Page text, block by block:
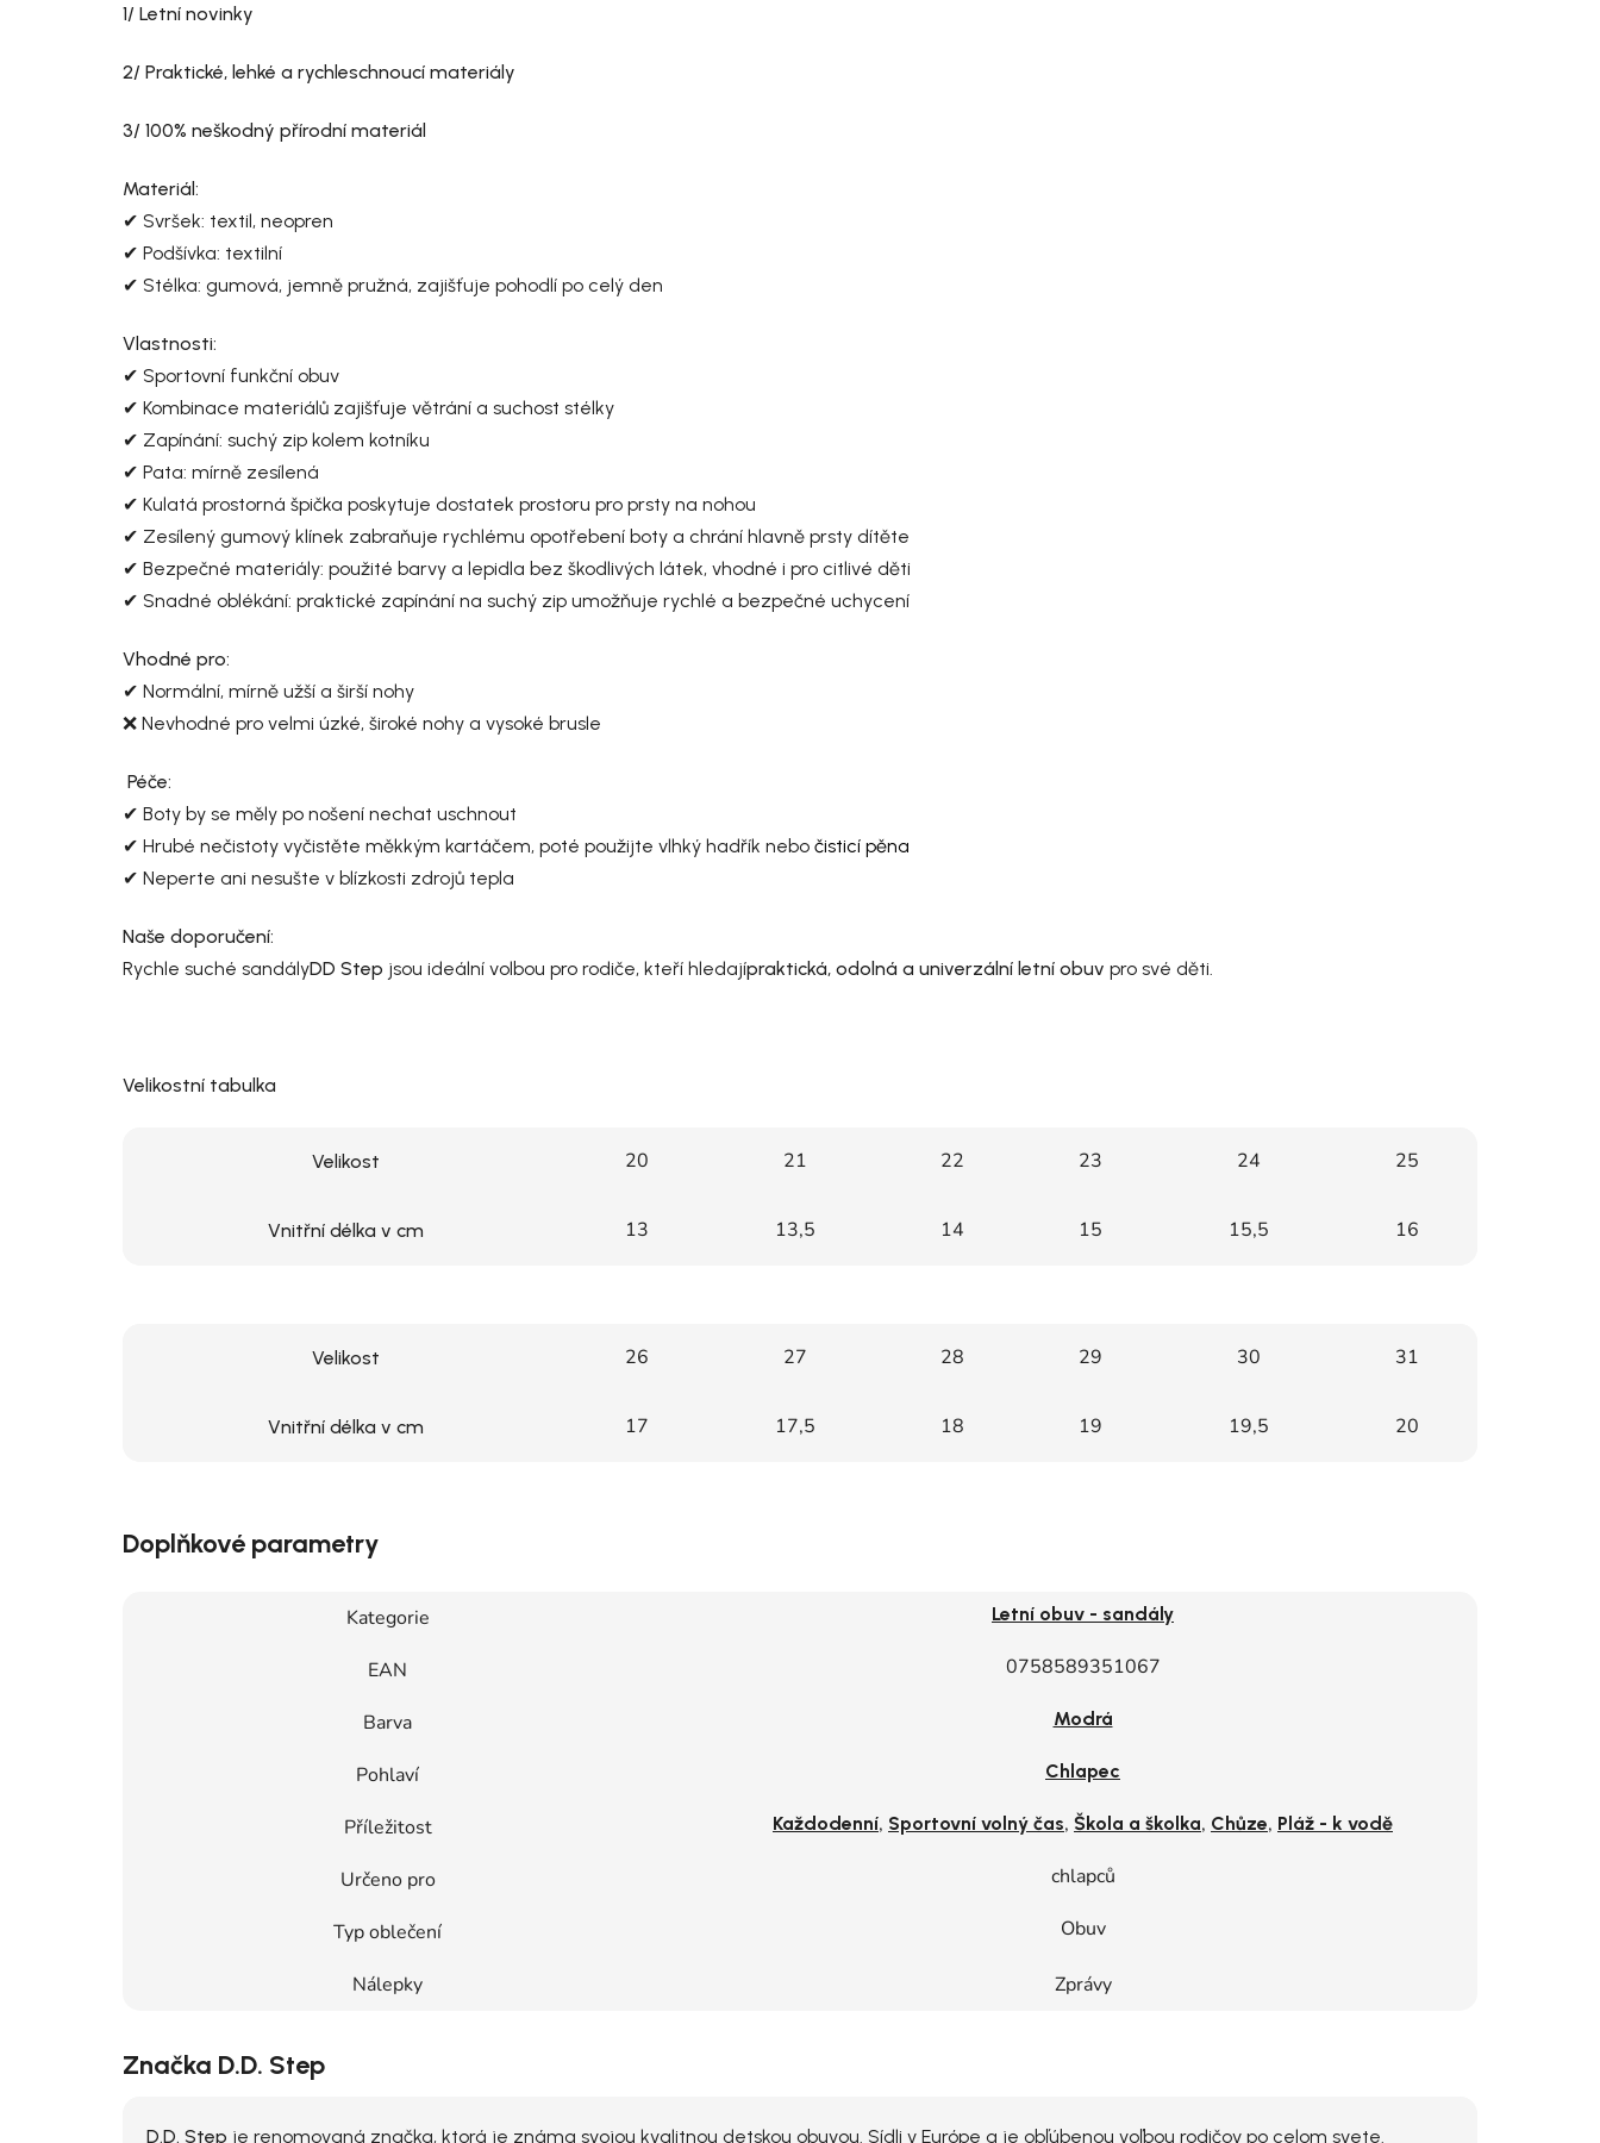
1/ Letní novinky
2/ Praktické, lehké a rychleschnoucí materiály
3/ 100% neškodný přírodní materiál
Materiál:
✔ Svršek: textil, neopren
✔ Podšívka: textilní
✔ Stélka: gumová, jemně pružná, zajišťuje pohodlí po celý den
Vlastnosti:
✔ Sportovní funkční obuv
✔ Kombinace materiálů zajišťuje větrání a suchost stélky
✔ Zapínání: suchý zip kolem kotníku
✔ Pata: mírně zesílená
✔ Kulatá prostorná špička poskytuje dostatek prostoru pro prsty na nohou
✔ Zesílený gumový klínek zabraňuje rychlému opotřebení boty a chrání hlavně prsty dítěte
✔ Bezpečné materiály: použité barvy a lepidla bez škodlivých látek, vhodné i pro citlivé děti
✔ Snadné oblékání: praktické zapínání na suchý zip umožňuje rychlé a bezpečné uchycení
Vhodné pro:
✔ Normální, mírně užší a širší nohy
❌ Nevhodné pro velmi úzké, široké nohy a vysoké brusle
Péče:
✔ Boty by se měly po nošení nechat uschnout
✔ Hrubé nečistoty vyčistěte měkkým kartáčem, poté použijte vlhký hadřík nebo čisticí pěna
✔ Neperte ani nesušte v blízkosti zdrojů tepla
Naše doporučení:
Rychle suché sandályDD Step jsou ideální volbou pro rodiče, kteří hledajípraktická, odolná a univerzální letní obuv pro své děti.
Velikostní tabulka
Velikost 20 21 22 23 24 25
Vnitřní délka v cm 13 13,5 14 15 15,5 16
Velikost 26 27 28 29 30 31
Vnitřní délka v cm 17 17,5 18 19 19,5 20
Doplňkové parametry
Kategorie Letní obuv - sandály
EAN 0758589351067
Barva Modrá
Pohlaví Chlapec
Příležitost Každodenní, Sportovní volný čas, Škola a školka, Chůze, Pláž - k vodě
Určeno pro chlapců
Typ oblečení Obuv
Nálepky Zprávy
Značka D.D. Step
D.D. Step je renomovaná značka, ktorá je známa svojou kvalitnou detskou obuvou. Sídli v Európe a je obľúbenou voľbou rodičov po celom svete.